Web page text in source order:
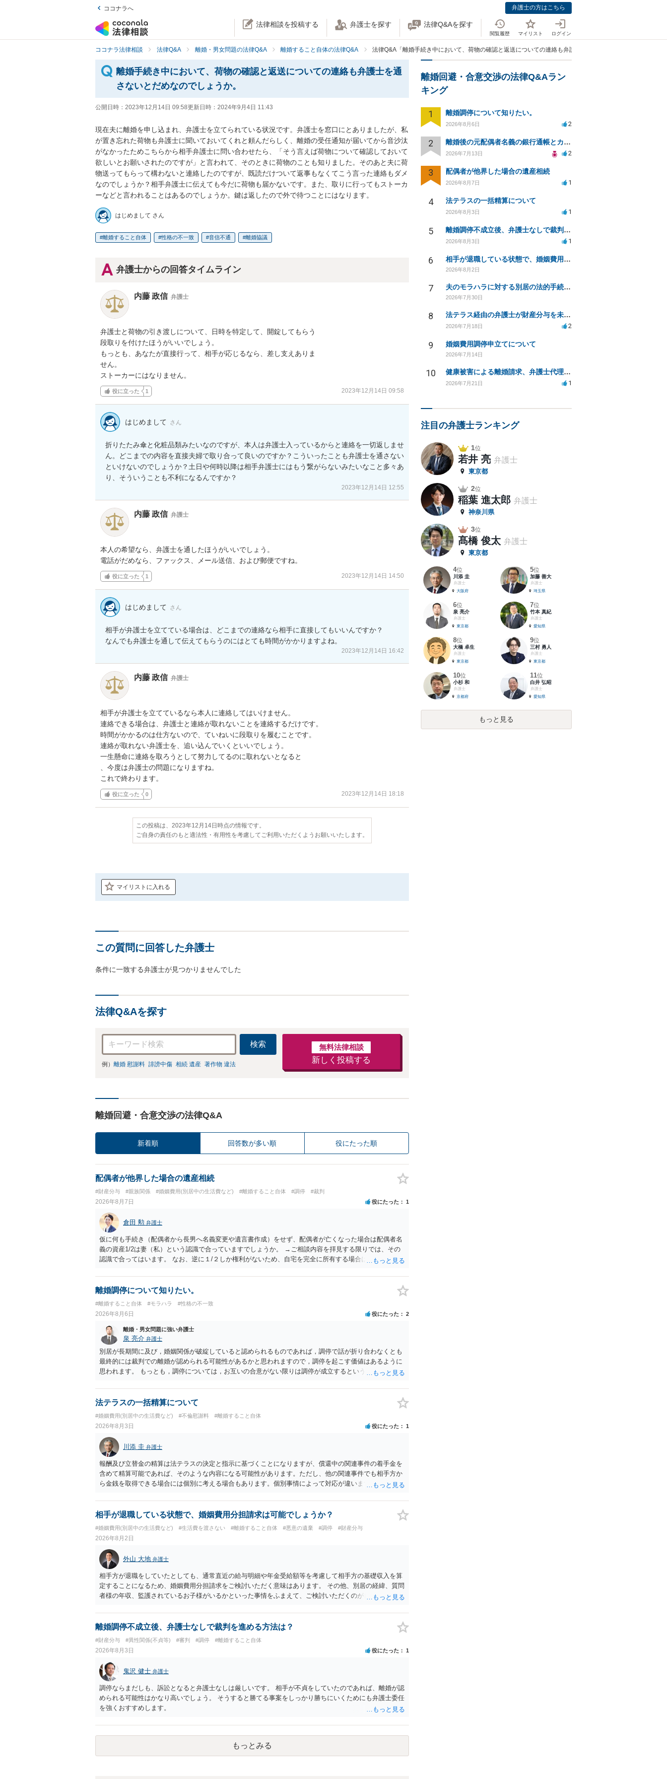
ココナラへ 弁護士の方はこちら
法律相談を投稿する 弁護士を探す 法律Q&Aを探す
閲覧履歴 マイリスト ログイン
ココナラ法律相談 法律Q&A 離婚・男女問題の法律Q&A 離婚すること自体の法律Q&A 法律Q&A「離婚手続き中において、荷物の確認と返送についての連絡も弁護士を通さないとだめなのでしょう
離婚手続き中において、荷物の確認と返送についての連絡も弁護士を通
さないとだめなのでしょうか。
公開日時： 2023年12月14日 09:58更新日時： 2024年9月4日 11:43
現在夫に離婚を申し込まれ、弁護士を立てられている状況です。弁護士を窓口にとありましたが、私
が置き忘れた荷物も弁護士に聞いておいてくれと頼んだらしく、離婚の受任通知が届いてから音沙汰
がなかったためこちらから相手弁護士に問い合わせたら、「そう言えば荷物について確認しておいて
欲しいとお願いされたのですが」と言われて、そのときに荷物のことも知りました。そのあと夫に荷
物送ってもらって構わないと連絡したのですが、既読だけついて返事もなくてこう言った連絡もダメ
なのでしょうか？相手弁護士に伝えても今だに荷物も届かないです。また、取りに行ってもストーカ
ーなどと言われることはあるのでしょうか。鍵は返したので外で待つことにはなります。
はじめまして さん
離婚すること自体 性格の不一致 音信不通 離婚協議
弁護士からの回答タイムライン
内藤 政信 弁護士
弁護士と荷物の引き渡しについて、日時を特定して、開錠してもらう
段取りを付けたほうがいいでしょう。
もっとも、あなたが直接行って、相手が応じるなら、差し支えありま
せん。
ストーカーにはなりません。
役に立った 1 2023年12月14日 09:58
はじめまして さん
折りたたみ傘と化粧品類みたいなのですが、本人は弁護士入っているからと連絡を一切返しませ
ん。どこまでの内容を直接夫婦で取り合って良いのですか？こういったことも弁護士を通さない
といけないのでしょうか？土日や何時以降は相手弁護士にはもう繋がらないみたいなこと多々あ
り、そういうことも不利になるんですか？
2023年12月14日 12:55
内藤 政信 弁護士
本人の希望なら、弁護士を通したほうがいいでしょう。
電話がだめなら、ファックス、メール送信、および郵便ですね。
役に立った 1 2023年12月14日 14:50
はじめまして さん
相手が弁護士を立てている場合は、どこまでの連絡なら相手に直接してもいいんですか？
なんでも弁護士を通して伝えてもらうのにはとても時間がかかりますよね。
2023年12月14日 16:42
内藤 政信 弁護士
相手が弁護士を立てているなら本人に連絡してはいけません。
連絡できる場合は、弁護士と連絡が取れないことを連絡するだけです。
時間がかかるのは仕方ないので、ていねいに段取りを履むことです。
連絡が取れない弁護士を、追い込んでいくといいでしょう。
一生懸命に連絡を取ろうとして努力してるのに取れないとなると
、今度は弁護士の問題になりますね。
これで終わります。
役に立った 0 2023年12月14日 18:18
この投稿は、2023年12月14日時点の情報です。
ご自身の責任のもと適法性・有用性を考慮してご利用いただくようお願いいたします。
マイリストに入れる
この質問に回答した弁護士
条件に一致する弁護士が見つかりませんでした
法律Q&Aを探す
検索
例） 離婚 慰謝料 誹謗中傷 相続 遺産 著作物 違法
無料法律相談
新しく投稿する
離婚回避・合意交渉の法律Q&A
新着順 回答数が多い順 役にたった順
配偶者が他界した場合の遺産相続
#財産分与 #親族関係 #婚姻費用(別居中の生活費など) #離婚すること自体 #調停 #裁判
2026年8月7日 役にたった 1
倉田 勲 弁護士
仮に何も手続き（配偶者から長男へ名義変更や遺言書作成）をせず、配偶者が亡くなった場合は配偶者名
義の資産1/2は妻（私）という認識で合っていますでしょうか。 →ご相談内容を拝見する限りでは、その
認識で合ってはいます。 なお、逆に１/２しか権利がないため、自宅を完全に所有する場合は、他の相続
離婚調停について知りたい。
#離婚すること自体 #モラハラ #性格の不一致
2026年8月6日 役にたった 2
離婚・男女問題に強い弁護士
泉 亮介 弁護士
別居が長期間に及び，婚姻関係が破綻していると認められるものであれば，調停で話が折り合わなくとも
最終的には裁判での離婚が認められる可能性があるかと思われますので，調停を起こす価値はあるように
思われます。 もっとも，調停については，お互いの合意がない限りは調停が成立するということはないた
の離婚に固執しないかいずれかの対応は必要となるかと思われます。 お一人で対応するのは難しい側面も
ありますので弁護士を立てることを検討されると良いかと思われます。
法テラスの一括精算について
#婚姻費用(別居中の生活費など) #不倫慰謝料 #離婚すること自体
2026年8月3日 役にたった 1
川添 圭 弁護士
報酬及び立替金の精算は法テラスの決定と指示に基づくことになりますが、償還中の関連事件の着手金を
含めて精算可能であれば、そのような内容になる可能性があります。ただし、他の関連事件でも相手方か
ら金銭を取得できる場合には個別に考える場合もあります。個別事情によって対応が違いますので、法テ
相手が退職している状態で、婚姻費用分担請求は可能でしょうか？
#婚姻費用(別居中の生活費など) #生活費を渡さない #離婚すること自体 #悪意の遺棄 #調停 #財産分与
2026年8月2日
外山 大地 弁護士
相手方が退職をしていたとしても、通常直近の給与明細や年金受給額等を考慮して相手方の基礎収入を算
定することになるため、婚姻費用分担請求をご検討いただく意味はあります。 その他、別居の経緯、質問
者様の年収、監護されているお子様がいるかといった事情をふまえて、ご検討いただくのが良いかと思い
離婚調停不成立後、弁護士なしで裁判を進める方法は？
#財産分与 #異性関係(不貞等) #審判 #調停 #離婚すること自体
2026年8月3日 役にたった 1
鬼沢 健士 弁護士
調停ならまだしも、訴訟となると弁護士なしは厳しいです。 相手が不貞をしていたのであれば、離婚が認
められる可能性はかなり高いでしょう。 そうすると勝てる事案をしっかり勝ちにいくためにも弁護士委任
を強くおすすめします。
もっとみる
離婚回避・合意交渉の法律Q&Aラン
キング
1 離婚調停について知りたい。
2026年8月6日 2
2 離婚後の元配偶者名義の銀行通帳とカードの処分方法について
2026年7月13日 2
3 配偶者が他界した場合の遺産相続
2026年8月7日 1
4 法テラスの一括精算について
2026年8月3日 1
5 離婚調停不成立後、弁護士なしで裁判を進める方法は？
2026年8月3日 1
6 相手が退職している状態で、婚姻費用分担請求は可能でしょうか？
2026年8月2日
7 夫のモラハラに対する別居の法的手続き相談
2026年7月30日
8 法テラス経由の弁護士が財産分与を未解決のまま放置
2026年7月18日 2
9 婚姻費用調停申立てについて
2026年7月14日
10 健康被害による離婚請求、弁護士代理で迅速な手続き希望
2026年7月21日 1
注目の弁護士ランキング
1位
若井 亮 弁護士
東京都
2位
稲葉 進太郎 弁護士
神奈川県
3位
髙橋 俊太 弁護士
東京都
4位
川添 圭
弁護士
大阪府
5位
加藤 善大
弁護士
埼玉県
6位
泉 亮介
弁護士
東京都
7位
竹本 真紀
弁護士
愛知県
8位
大橋 卓生
弁護士
東京都
9位
三村 勇人
弁護士
東京都
10位
小杉 和
弁護士
京都府
11位
白井 弘昭
弁護士
愛知県
もっと見る